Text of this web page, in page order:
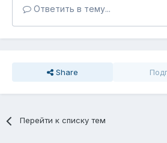
Ответить в тему...
Share
Перейти к списку тем